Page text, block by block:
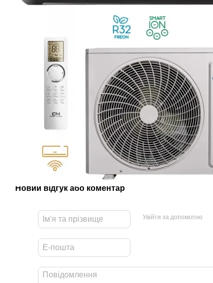
Новий відгук або коментар
Увійти за допомогою